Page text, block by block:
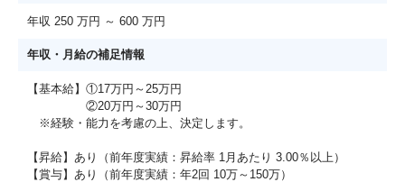
年収 250 万円 ～ 600 万円
年収・月給の補足情報
【基本給】①17万円～25万円
②20万円～30万円
※経験・能力を考慮の上、決定します。
【昇給】あり（前年度実績：昇給率 1月あたり 3.00％以上）
【賞与】あり（前年度実績：年2回 10万～150万）